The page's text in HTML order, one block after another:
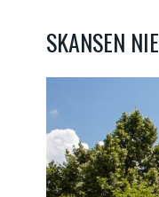
SKANSEN